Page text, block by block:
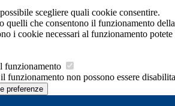
scegliere quali cookie consentire.
quelli che consentono il funzionamento
i cookie necessari al funzionamento
funzionamento
funzionamento non possono essere
preferenze